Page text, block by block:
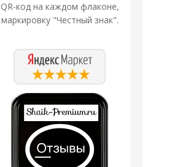
QR-код на каждом флаконе,
маркировку "Честный знак".